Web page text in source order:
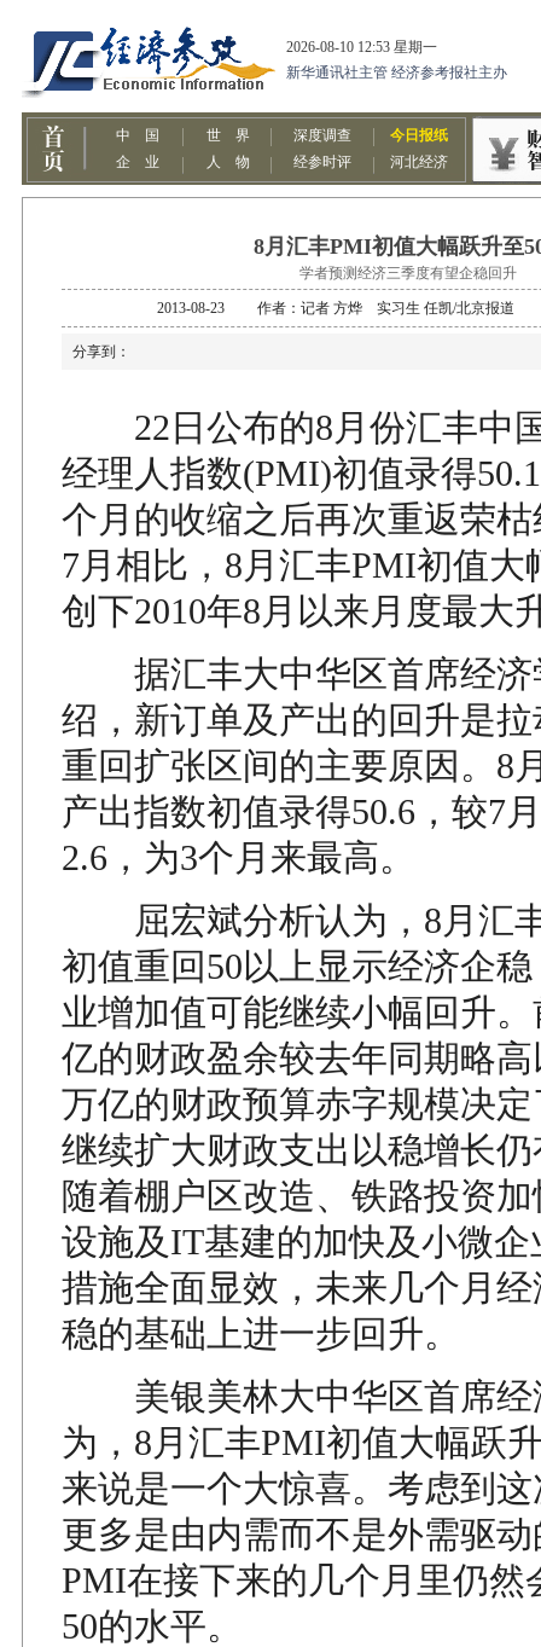
8月汇丰PMI初值大幅跃升至
学者预测经济三季度有望企稳回升
2013-08-23 作者：记者 方烨 实习生 任凯/北京报道
分享到：
22日公布的8月份汇丰中
经理人指数(PMI)初值录得
个月的收缩之后再次重返荣
7月相比，8月汇丰PMI初值大
创下2010年8月以来月度最大
据汇丰大中华区首席经济
绍，新订单及产出的回升是
重回扩张区间的主要原因。8
产出指数初值录得50.6，较7
2.6，为3个月来最高。
屈宏斌分析认为，8月汇
初值重回50以上显示经济企
业增加值可能继续小幅回升
亿的财政盈余较去年同期略高
万亿的财政预算赤字规模决
继续扩大财政支出以稳增长
随着棚户区改造、铁路投资
设施及IT基建的加快及小微
措施全面显效，未来几个月
稳的基础上进一步回升。
美银美林大中华区首席经
为，8月汇丰PMI初值大幅跃
来说是一个大惊喜。考虑到
更多是由内需而不是外需驱
PMI在接下来的几个月里仍然
50的水平。